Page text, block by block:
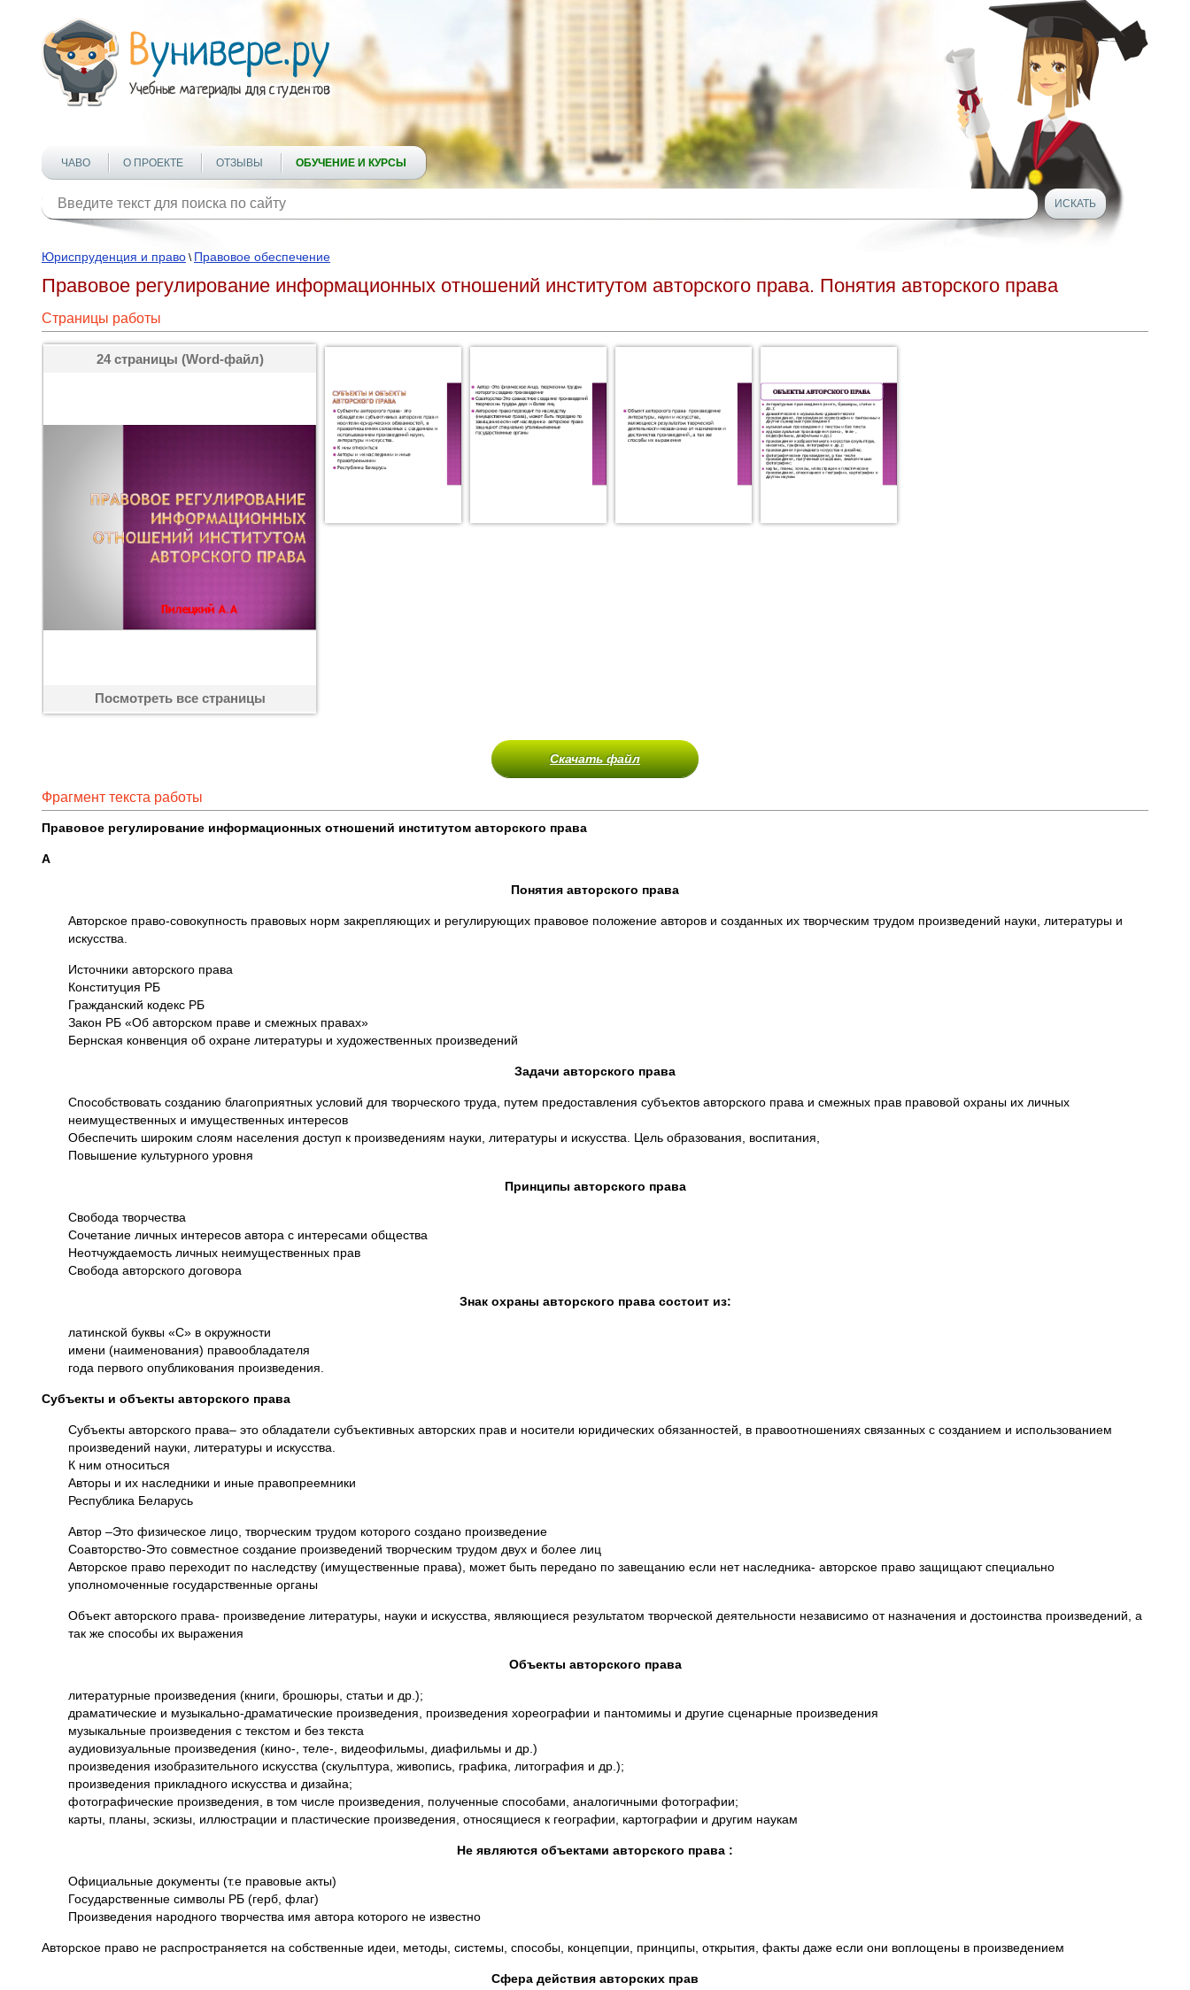
ЧАВО О ПРОЕКТЕ ОТЗЫВЫ ОБУЧЕНИЕ И КУРСЫ
Юриспруденция и право \ Правовое обеспечение
Правовое регулирование информационных отношений институтом авторского права. Понятия авторского права
Страницы работы
24 страницы (Word-файл)
Посмотреть все страницы
Скачать файл
Фрагмент текста работы
Правовое регулирование информационных отношений институтом авторского права
А
Понятия авторского права
Авторское право-совокупность правовых норм закрепляющих и регулирующих правовое положение авторов и созданных их творческим трудом произведений науки, литературы и
искусства.
Источники авторского права
Конституция РБ
Гражданский кодекс РБ
Закон РБ «Об авторском праве и смежных правах»
Бернская конвенция об охране литературы и художественных произведений
Задачи авторского права
Способствовать созданию благоприятных условий для творческого труда, путем предоставления субъектов авторского права и смежных прав правовой охраны их личных
неимущественных и имущественных интересов
Обеспечить широким слоям населения доступ к произведениям науки, литературы и искусства. Цель образования, воспитания,
Повышение культурного уровня
Принципы авторского права
Свобода творчества
Сочетание личных интересов автора с интересами общества
Неотчуждаемость личных неимущественных прав
Свобода авторского договора
Знак охраны авторского права состоит из:
латинской буквы «C» в окружности
имени (наименования) правообладателя
года первого опубликования произведения.
Субъекты и объекты авторского права
Субъекты авторского права– это обладатели субъективных авторских прав и носители юридических обязанностей, в правоотношениях связанных с созданием и использованием
произведений науки, литературы и искусства.
К ним относиться
Авторы и их наследники и иные правопреемники
Республика Беларусь
Автор –Это физическое лицо, творческим трудом которого создано произведение
Соавторство-Это совместное создание произведений творческим трудом двух и более лиц
Авторское право переходит по наследству (имущественные права), может быть передано по завещанию если нет наследника- авторское право защищают специально
уполномоченные государственные органы
Объект авторского права- произведение литературы, науки и искусства, являющиеся результатом творческой деятельности независимо от назначения и достоинства произведений, а
так же способы их выражения
Объекты авторского права
литературные произведения (книги, брошюры, статьи и др.);
драматические и музыкально-драматические произведения, произведения хореографии и пантомимы и другие сценарные произведения
музыкальные произведения с текстом и без текста
аудиовизуальные произведения (кино-, теле-, видеофильмы, диафильмы и др.)
произведения изобразительного искусства (скульптура, живопись, графика, литография и др.);
произведения прикладного искусства и дизайна;
фотографические произведения, в том числе произведения, полученные способами, аналогичными фотографии;
карты, планы, эскизы, иллюстрации и пластические произведения, относящиеся к географии, картографии и другим наукам
Не являются объектами авторского права :
Официальные документы (т.е правовые акты)
Государственные символы РБ (герб, флаг)
Произведения народного творчества имя автора которого не известно
Авторское право не распространяется на собственные идеи, методы, системы, способы, концепции, принципы, открытия, факты даже если они воплощены в произведением
Сфера действия авторских прав